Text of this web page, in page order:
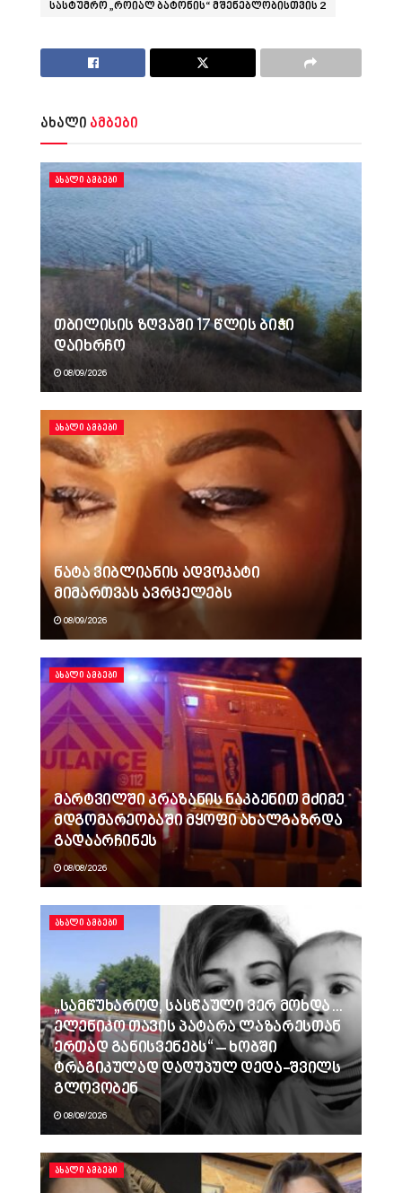
სასტუმრო „როიალ ბატონის“ მშენებლობისთვის 2
ახალი ამბები
ᲐᲮᲐᲚᲘ ᲐᲛᲑᲔᲑᲘ
თბილისის ზღვაში 17 წლის ბიჭი
დაიხრჩო
08/09/2026
ᲐᲮᲐᲚᲘ ᲐᲛᲑᲔᲑᲘ
ნატა ვიბლიანის ადვოკატი
მიმართვას ავრცელებს
08/09/2026
ᲐᲮᲐᲚᲘ ᲐᲛᲑᲔᲑᲘ
მარტვილში კრაზანის ნაკბენით მძიმე
მდგომარეობაში მყოფი ახალგაზრდა
გადაარჩინეს
08/08/2026
ᲐᲮᲐᲚᲘ ᲐᲛᲑᲔᲑᲘ
„სამწუხაროდ, სასწაული ვერ მოხდა…
ელენიკო თავის პატარა ლაზარესთან
ერთად განისვენებს“ – ხობში
ტრაგიკულად დაღუპულ დედა-შვილს
გლოვობენ
08/08/2026
ᲐᲮᲐᲚᲘ ᲐᲛᲑᲔᲑᲘ